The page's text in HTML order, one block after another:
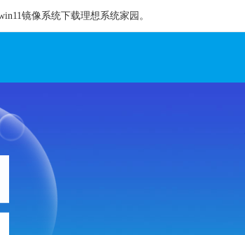
镜像系统下载理想系统家园。